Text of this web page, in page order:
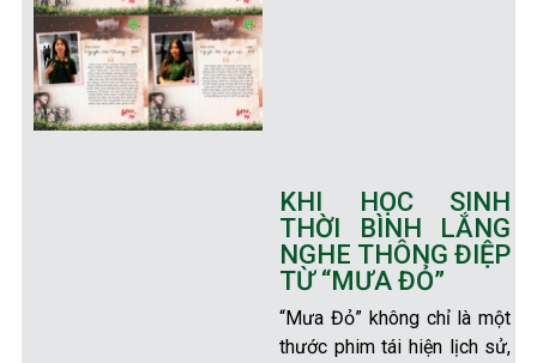
KHI HỌC SINH
THỜI BÌNH LẮNG
NGHE THÔNG ĐIỆP
TỪ “MƯA ĐỎ”
“Mưa Đỏ” không chỉ là một
thước phim tái hiện lịch sử,